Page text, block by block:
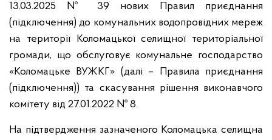
13.03.2025 № 39 нових Правил приєднання
(підключення) до комунальних водопровідних мереж
на території Коломацької селищної територіальної
громади, що обслуговує комунальне господарство
«Коломацьке ВУЖКГ» (далі – Правила приєднання
(підключення)) та скасування рішення виконавчого
комітету від 27.01.2022 № 8.
На підтвердження зазначеного Коломацька селищна